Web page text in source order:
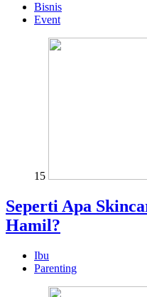
Bisnis
Event
15
Seperti Apa
Hamil?
Ibu
Parenting